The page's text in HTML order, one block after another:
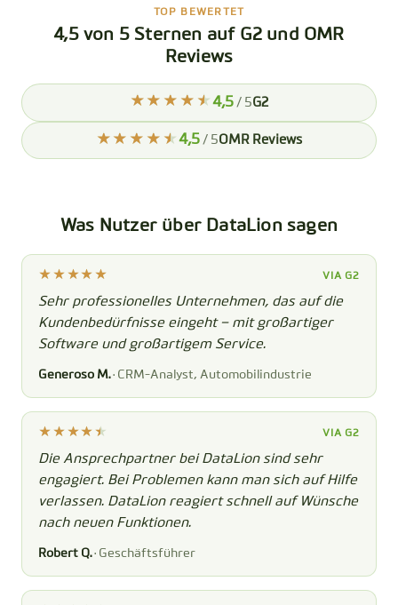
TOP BEWERTET
4,5 von 5 Sternen auf G2 und OMR
Reviews
4,5 / 5G2
4,5 / 5OMR Reviews
Was Nutzer über DataLion sagen
VIA G2
Sehr professionelles Unternehmen, das auf die
Kundenbedürfnisse eingeht – mit großartiger
Software und großartigem Service.
Generoso M. · CRM-Analyst, Automobilindustrie
VIA G2
Die Ansprechpartner bei DataLion sind sehr
engagiert. Bei Problemen kann man sich auf Hilfe
verlassen. DataLion reagiert schnell auf Wünsche
nach neuen Funktionen.
Robert Q. · Geschäftsführer